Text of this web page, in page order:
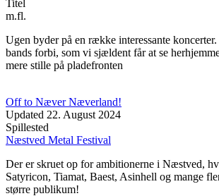
Titel
m.fl.
Ugen byder på en række interessante
bands forbi, som vi sjældent får at se
mere stille på pladefronten
Off to Næver Næverland!
Updated 22. August 2024
Spillested
Næstved Metal Festival
Der er skruet op for ambitionerne i Næstved,
Satyricon, Tiamat, Baest, Asinhell og mange
større publikum!